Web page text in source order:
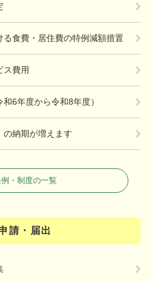
食費・居住費の特例減額措置
ス費用
6年度から令和8年度）
の納期が増えます
・制度の一覧
請・届出